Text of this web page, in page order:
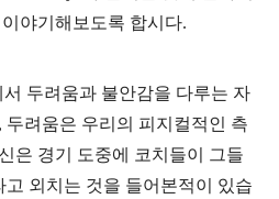
야기해보도록 합시다.
두려움과 불안감을 다루는 자
두려움은 우리의 피지컬적인 측
은 경기 도중에 코치들이 그들
외치는 것을 들어본적이 있습